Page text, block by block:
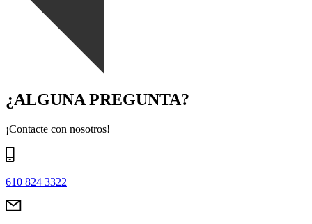
¿ALGUNA PREGUNTA?
¡Contacte con nosotros!
610 824 3322